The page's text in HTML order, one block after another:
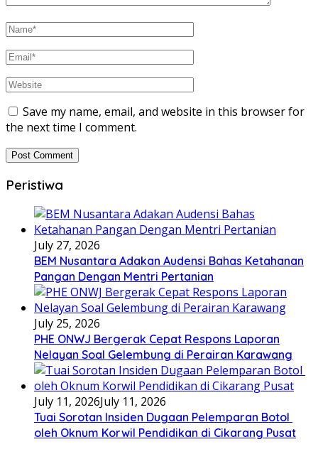
Save my name, email, and website in this browser for
the next time I comment.
Peristiwa
July 27, 2026
BEM Nusantara Adakan Audensi Bahas Ketahanan
Pangan Dengan Mentri Pertanian
July 25, 2026
PHE ONWJ Bergerak Cepat Respons Laporan
Nelayan Soal Gelembung di Perairan Karawang
July 11, 2026July 11, 2026
Tuai Sorotan Insiden Dugaan Pelemparan Botol
oleh Oknum Korwil Pendidikan di Cikarang Pusat